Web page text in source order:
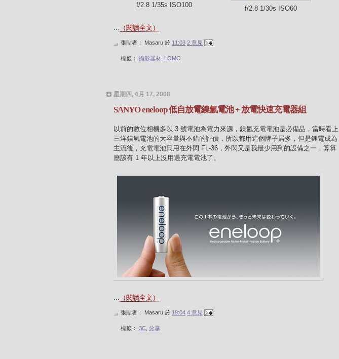
f/2.8 1/35s ISO100 f/2.8 1/30s ISO60
（閱讀全文）
張貼者： Masaru 於 11:03 2 意見
標籤： 攝影器材 LOMO
星期四, 4月 17, 2008
SANYO eneloop 低自放電鎳氫電池 + 放電快速充電器組
以前的數位相機多以 3 號電池為電力來源，鎳氫充電電池是必備品，當時看上
三洋鎳氫電池的大容量與不錯的評價，所以都用這個牌子居多，但是鋰電成為
主流後，充電電池只用在外閃 FL-36，外閃又是我最少用到的設備之一，算算
應該有 1 年以上沒用過充電電池了。
（閱讀全文）
張貼者： Masaru 於 19:04 4 意見
標籤： 3C 分享